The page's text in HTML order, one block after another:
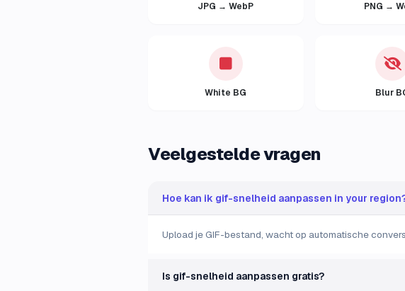
JPG → WebP PNG →
White BG Blur
Veelgestelde vragen
Hoe kan ik gif-snelheid aanpassen in your
Upload je GIF-bestand, wacht op automatische
Is gif-snelheid aanpassen gratis?